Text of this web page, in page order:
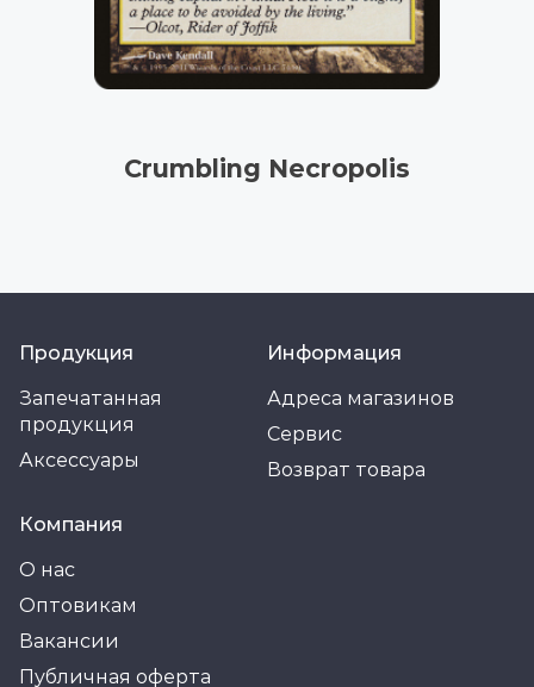
Crumbling Necropolis
Продукция
Запечатанная
продукция
Аксессуары
Информация
Адреса магазинов
Сервис
Возврат товара
Компания
О нас
Оптовикам
Вакансии
Публичная оферта